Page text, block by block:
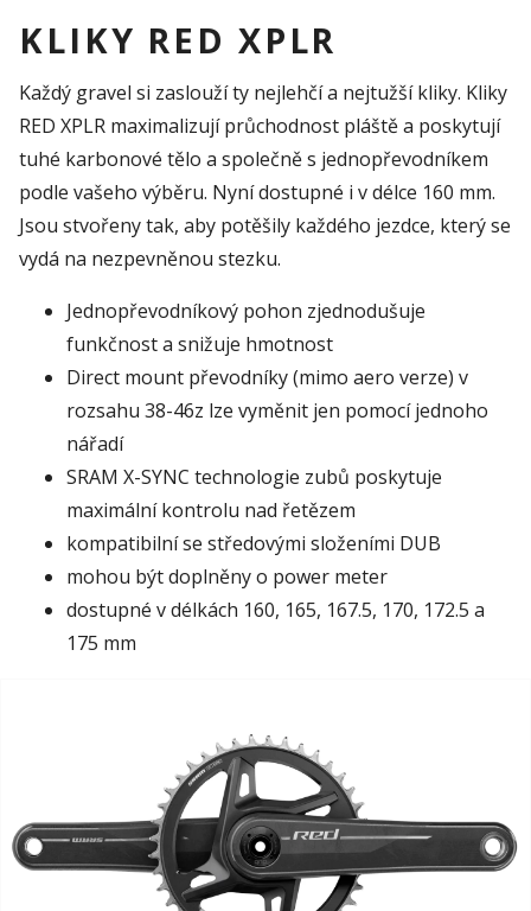
KLIKY RED XPLR
Každý gravel si zaslouží ty nejlehčí a nejtužší kliky. Kliky
RED XPLR maximalizují průchodnost pláště a poskytují
tuhé karbonové tělo a společně s jednopřevodníkem
podle vašeho výběru. Nyní dostupné i v délce 160 mm.
Jsou stvořeny tak, aby potěšily každého jezdce, který se
vydá na nezpevněnou stezku.
Jednopřevodníkový pohon zjednodušuje
funkčnost a snižuje hmotnost
Direct mount převodníky (mimo aero verze) v
rozsahu 38-46z lze vyměnit jen pomocí jednoho
nářadí
SRAM X-SYNC technologie zubů poskytuje
maximální kontrolu nad řetězem
kompatibilní se středovými složeními DUB
mohou být doplněny o power meter
dostupné v délkách 160, 165, 167.5, 170, 172.5 a
175 mm